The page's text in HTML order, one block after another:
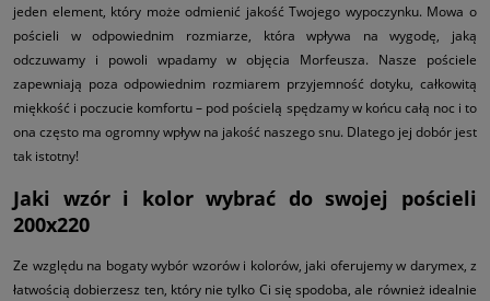
jeden element, który może odmienić jakość Twojego wypoczynku. Mowa o
pościeli w odpowiednim rozmiarze, która wpływa na wygodę, jaką
odczuwamy i powoli wpadamy w objęcia Morfeusza. Nasze pościele
zapewniają poza odpowiednim rozmiarem przyjemność dotyku, całkowitą
miękkość i poczucie komfortu – pod pościelą spędzamy w końcu całą noc i to
ona często ma ogromny wpływ na jakość naszego snu. Dlatego jej dobór jest
tak istotny!
Jaki wzór i kolor wybrać do swojej pościeli
200x220
Ze względu na bogaty wybór wzorów i kolorów, jaki oferujemy w darymex, z
łatwością dobierzesz ten, który nie tylko Ci się spodoba, ale również idealnie